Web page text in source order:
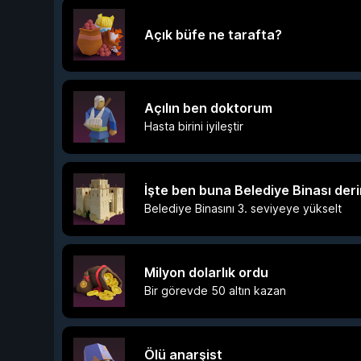
Açık büfe ne tarafta?
Açılın ben doktorum
Hasta birini iyileştir
İşte ben buna Belediye Binası
Belediye Binasını 3. seviyeye yükselt
Milyon dolarlık ordu
Bir görevde 50 altın kazan
Ölü anarşist